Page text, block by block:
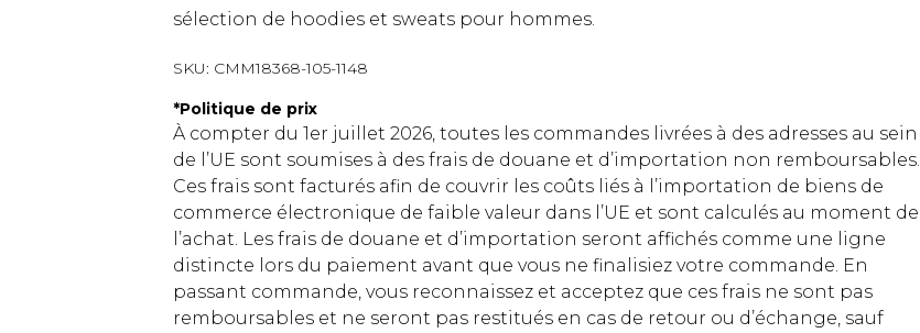
sélection de hoodies et sweats pour hommes.
SKU: CMM18368-105-1148
*Politique de prix
À compter du 1er juillet 2026, toutes les commandes livrées à des adresses au sein
de l’UE sont soumises à des frais de douane et d’importation non remboursables.
Ces frais sont facturés afin de couvrir les coûts liés à l’importation de biens de
commerce électronique de faible valeur dans l’UE et sont calculés au moment de
l’achat. Les frais de douane et d’importation seront affichés comme une ligne
distincte lors du paiement avant que vous ne finalisiez votre commande. En
passant commande, vous reconnaissez et acceptez que ces frais ne sont pas
remboursables et ne seront pas restitués en cas de retour ou d’échange, sauf